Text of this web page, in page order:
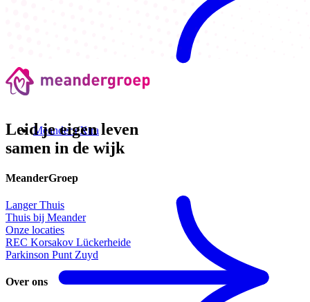
Meander eXtra
Leid je eigen leven
samen in de wijk
MeanderGroep
Langer Thuis
Thuis bij Meander
Onze locaties
REC Korsakov Lückerheide
Parkinson Punt Zuyd
Over ons